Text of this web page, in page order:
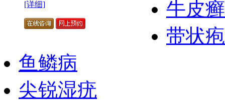
[详细]
牛皮癣
带状
鱼鳞病
尖锐湿疣